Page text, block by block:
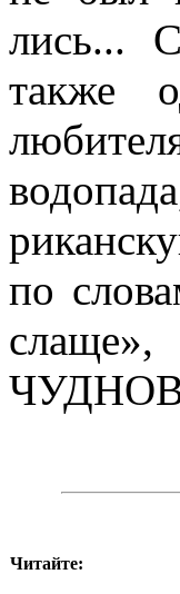
лись...
также
по
Читайте: